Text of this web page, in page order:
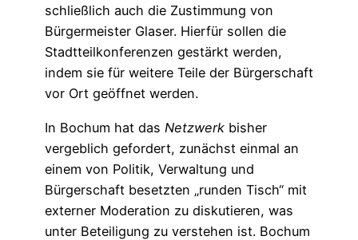
schließlich auch die Zustimmung von
Bürgermeister Glaser. Hierfür sollen die
Stadtteilkonferenzen gestärkt werden,
indem sie für weitere Teile der Bürgerschaft
vor Ort geöffnet werden.
In Bochum hat das Netzwerk bisher
vergeblich gefordert, zunächst einmal an
einem von Politik, Verwaltung und
Bürgerschaft besetzten „runden Tisch“ mit
externer Moderation zu diskutieren, was
unter Beteiligung zu verstehen ist. Bochum